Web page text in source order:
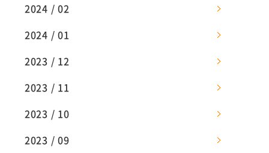
2024 / 02
2024 / 01
2023 / 12
2023 / 11
2023 / 10
2023 / 09